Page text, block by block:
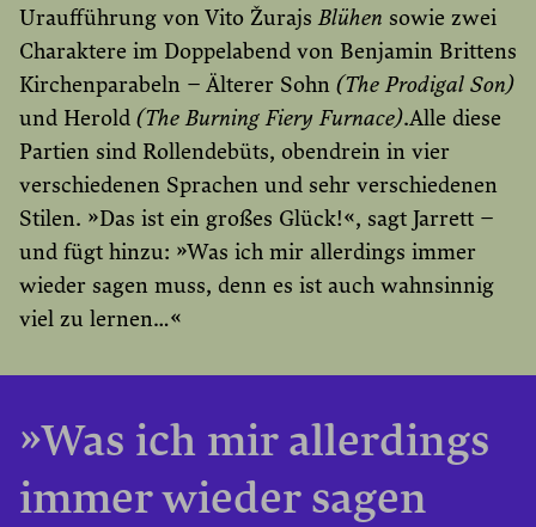
Uraufführung von Vito ŽurajsBlühen sowie zwei
Charaktere im Doppelabend von Benjamin Brittens
Kirchenparabeln – Älterer Sohn (The Prodigal Son)
und Herold (The Burning Fiery Furnace).Alle diese
Partien sind Rollendebüts, obendrein in vier
verschiedenen Sprachen und sehr verschiedenen
Stilen. »Das ist ein großes Glück!«, sagt Jarrett –
und fügt hinzu: »Was ich mir allerdings immer
wieder sagen muss, denn es ist auch wahnsinnig
viel zu lernen…«
»Was ich mir allerdings
immer wieder sagen